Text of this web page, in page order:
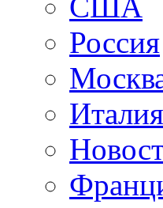
Россия
Италия